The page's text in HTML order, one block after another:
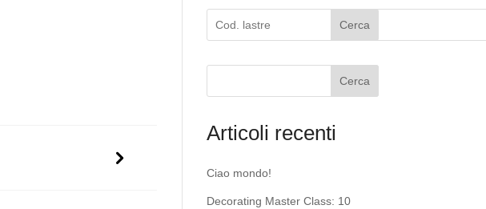
Cerca
Cerca
Articoli recenti
Ciao mondo!
Decorating Master Class: 10